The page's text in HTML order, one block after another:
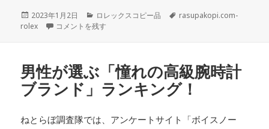
投
稿
2023年1月2日
カ
テ
ロレックスコピー品
タ
rasupakopi.com-
rolex
GMTマスターII初のレフトハンドモデルとして誕生し、ロレッ
コメントを残す
男性が選ぶ「憧れの高級腕時計
ブランド」ランキング！
ねとらぼ調査隊では、アンケートサイト「ボイスノー